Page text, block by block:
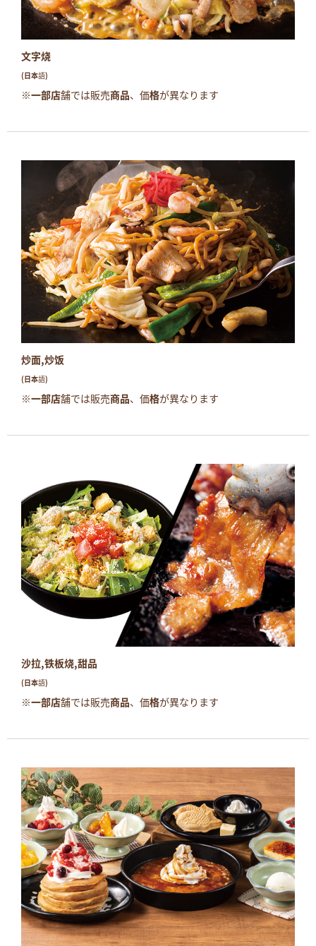
文字烧
(日本語)
※一部店舗では販売商品、価格が異なります
炒面,炒饭
(日本語)
※一部店舗では販売商品、価格が異なります
沙拉,铁板烧,甜品
(日本語)
※一部店舗では販売商品、価格が異なります